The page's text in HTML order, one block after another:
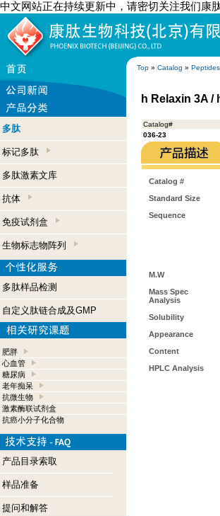
中文网站正在持续更新中，请密切关注我们康
Top » Catalog » Peptides
多肽
标记多肽
多肽激素文库
抗体
免疫试剂盒
生物标志物阵列
多肽样品检测
自定义肽链合成及GMP
肥胖
心血管
糖尿病
老年痴呆
抗微生物
激素酶联试剂盒
抗癌小分子化合物
产品目录索取
样品准备
提问和解答
h Relaxin 3A /
Catalog#
036-23
Catalog #
Standard Size
Sequence
M.W
Mass Spec
Analysis
Solubility
Appearance
Content
HPLC Analysis